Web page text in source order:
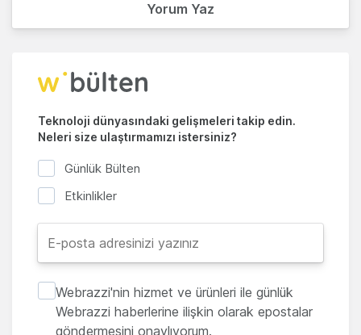
Yorum Yaz
Teknoloji dünyasındaki gelişmeleri takip edin.
Neleri size ulaştırmamızı istersiniz?
Günlük Bülten
Etkinlikler
Webrazzi'nin hizmet ve ürünleri ile günlük
Webrazzi haberlerine ilişkin olarak epostalar
göndermesini onaylıyorum.